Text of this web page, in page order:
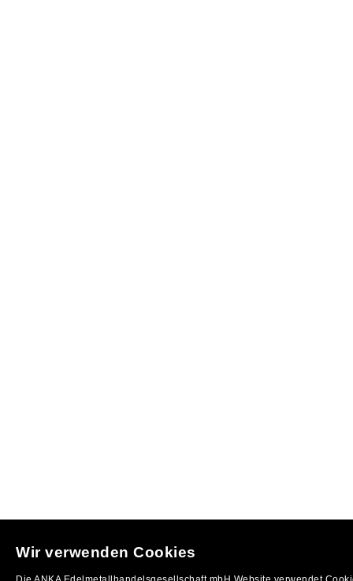
Wir verwenden Cookies